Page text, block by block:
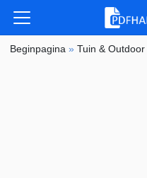
Beginpagina »Tuin & Outdoor